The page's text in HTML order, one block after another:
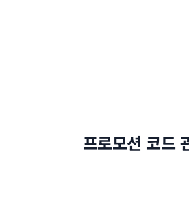
PORTFOLIO
프로모션 코드